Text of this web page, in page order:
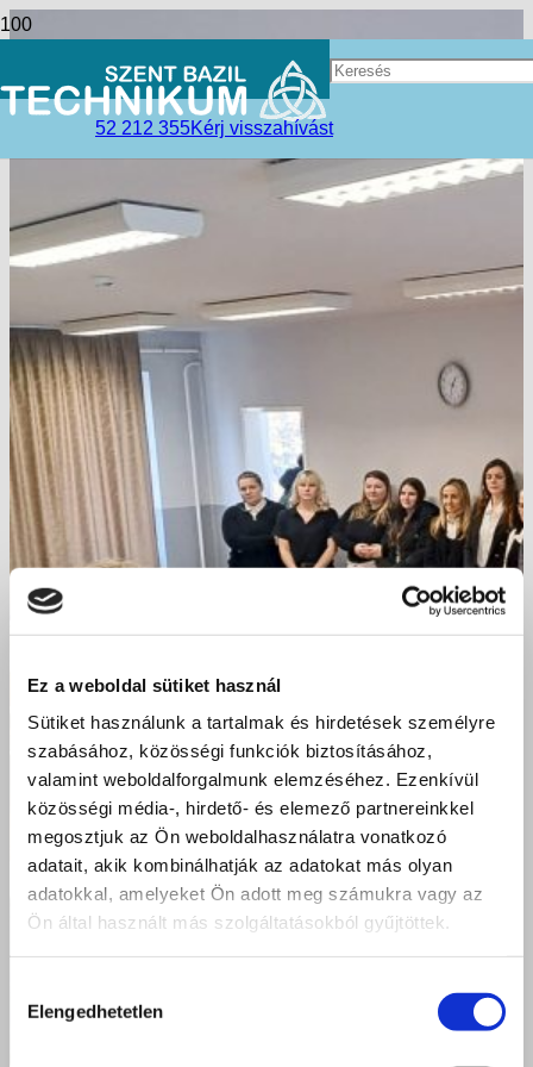
Ez a weboldal sütiket használ
Sütiket használunk a tartalmak és hirdetések személyre
szabásához, közösségi funkciók biztosításához,
valamint weboldalforgalmunk elemzéséhez. Ezenkívül
közösségi média-, hirdető- és elemező partnereinkkel
megosztjuk az Ön weboldalhasználatra vonatkozó
adatait, akik kombinálhatják az adatokat más olyan
adatokkal, amelyeket Ön adott meg számukra vagy az
Ön által használt más szolgáltatásokból gyűjtöttek.
kiválasztása
Elengedhetetlen
52 212 355Kérj visszahívást